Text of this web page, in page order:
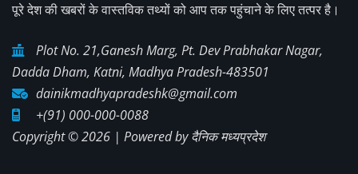
पूरे देश की खबरों के वास्तविक तथ्यों को आप तक पहुंचाने के लिए तत्पर है।
Plot No. 21,Ganesh Marg, Pt. Dev Prabhakar Nagar,
Dadda Dham, Katni, Madhya Pradesh-483501
dainikmadhyapradeshk@gmail.com
+(91) 000-000-0088
Copyright © 2026 | Powered byदैनिक मध्यप्रदेश